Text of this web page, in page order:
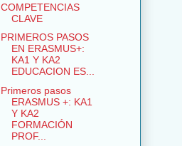
COMPETENCIAS
CLAVE
PRIMEROS PASOS
EN ERASMUS+:
KA1 Y KA2
EDUCACION ES...
Primeros pasos
ERASMUS +: KA1
Y KA2
FORMACIÓN
PROF...